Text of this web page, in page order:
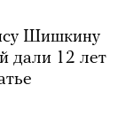
Шишкину
дали 12 лет